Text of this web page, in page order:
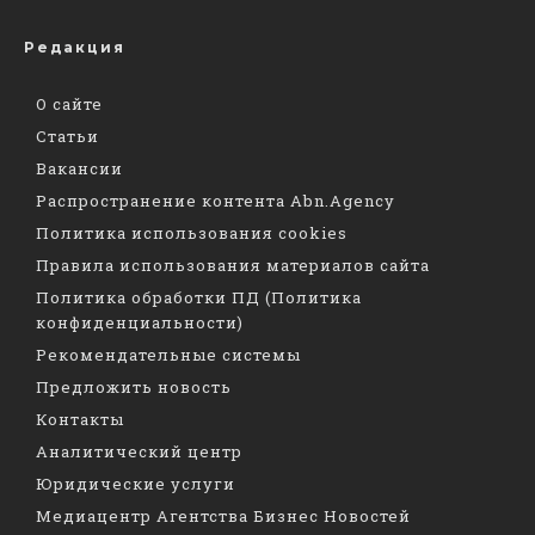
Редакция
О сайте
Статьи
Вакансии
Распространение контента Abn.Agency
Политика использования cookies
Правила использования материалов сайта
Политика обработки ПД (Политика
конфиденциальности)
Рекомендательные системы
Предложить новость
Контакты
Аналитический центр
Юридические услуги
Медиацентр Агентства Бизнес Новостей